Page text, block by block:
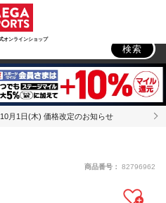
オンラインショップ
検索
月1日(木) 価格改定のお知らせ
商品番号： 82796962